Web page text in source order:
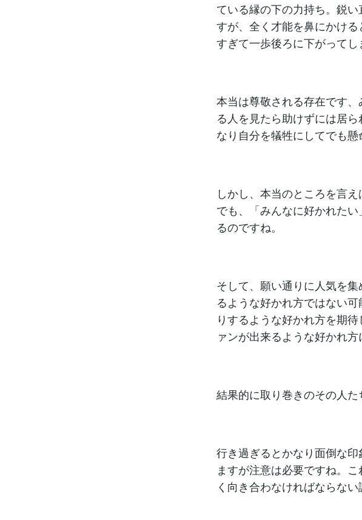
ている縁の下の力持ち。鋭
すが、全く才能を鼻にかけ
すぎて一歩後ろに下がってし
本当は尊敬される存在です
る人を見たら助けずには居
なり自分を犠牲にしてでも懸
しかし、本当のところを言
でも、「みんなに好かれた
るのですね。
そして、願い通りに人気を
るような好かれ方ではない
りするような好かれ方を期
ァンが出来るような好かれ
結果的に取り巻きのその人た
行き過ぎるとかなり面倒な
ますが注意は必要ですね。
く向き合わなければならない